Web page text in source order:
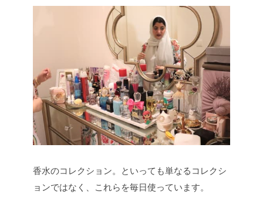
香水のコレクション。といっても単なるコレクシ
ョンではなく、これらを毎日使っています。